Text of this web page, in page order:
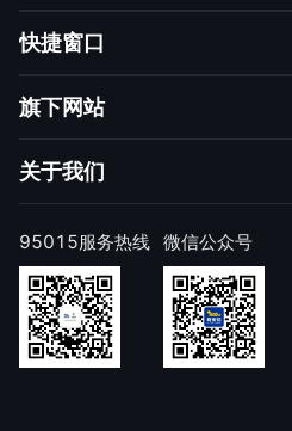
客户
合作伙伴
求职者
快捷窗口
如何购买
产品注册与激活
样本上报
奇安信天守安全软件
顽固病毒专杀工具
旗下网站
网神
技术研究院
威胁情报中心
补天漏洞响应平台
关于我们
公司简介
公司新闻
发展历程
95015服务热线 微信公众号